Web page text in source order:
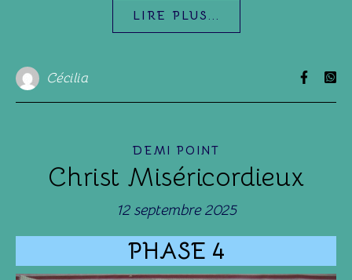
LIRE PLUS...
Cécilia
DEMI POINT
Christ Miséricordieux
12 septembre 2025
PHASE 4